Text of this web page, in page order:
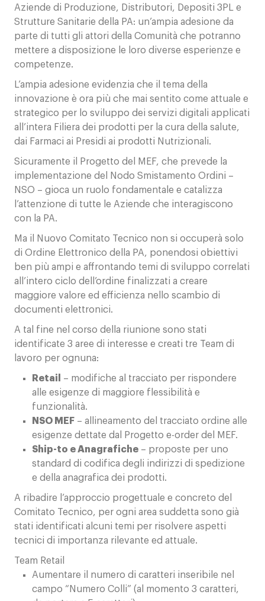
Aziende di Produzione, Distributori, Depositi 3PL e
Strutture Sanitarie della PA: un’ampia adesione da
parte di tutti gli attori della Comunità che potranno
mettere a disposizione le loro diverse esperienze e
competenze.
L’ampia adesione evidenzia che il tema della
innovazione è ora più che mai sentito come attuale e
strategico per lo sviluppo dei servizi digitali applicati
all’intera Filiera dei prodotti per la cura della salute,
dai Farmaci ai Presidi ai prodotti Nutrizionali.
Sicuramente il Progetto del MEF, che prevede la
implementazione del Nodo Smistamento Ordini –
NSO – gioca un ruolo fondamentale e catalizza
l’attenzione di tutte le Aziende che interagiscono
con la PA.
Ma il Nuovo Comitato Tecnico non si occuperà solo
di Ordine Elettronico della PA, ponendosi obiettivi
ben più ampi e affrontando temi di sviluppo correlati
all’intero ciclo dell’ordine finalizzati a creare
maggiore valore ed efficienza nello scambio di
documenti elettronici.
A tal fine nel corso della riunione sono stati
identificate 3 aree di interesse e creati tre Team di
lavoro per ognuna:
Retail
– modifiche al tracciato per rispondere
alle esigenze di maggiore flessibilità e
funzionalità.
NSO MEF – allineamento del tracciato ordine alle
esigenze dettate dal Progetto e-order del MEF.
Ship-to e Anagrafiche – proposte per uno
standard di codifica degli indirizzi di spedizione
e della anagrafica dei prodotti.
A ribadire l’approccio progettuale e concreto del
Comitato Tecnico, per ogni area suddetta sono già
stati identificati alcuni temi per risolvere aspetti
tecnici di importanza rilevante ed attuale.
Team Retail
Aumentare il numero di caratteri inseribile nel
campo “Numero Colli” (al momento 3 caratteri,